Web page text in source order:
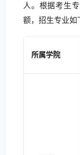
人。根据考生
额，招生专业如
所属学院